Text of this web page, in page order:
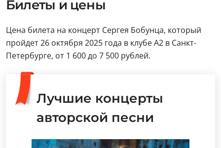
Билеты и цены
Цена билета на концерт Сергея Бобунца, который
пройдет 26 октября 2025 года в клубе А2 в Санкт-
Петербурге, от 1 600 до 7 500 рублей.
Лучшие концерты
авторской песни